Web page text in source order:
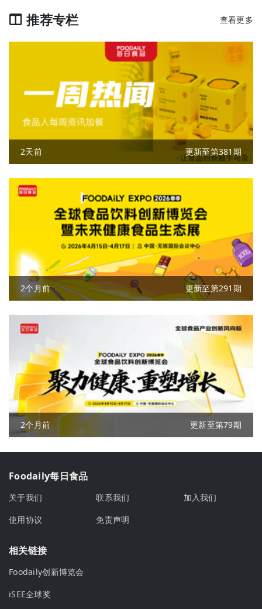
推荐专栏 查看更多
2天前 更新至第381期
2个月前 更新至第291期
2个月前 更新至第79期
Foodaily每日食品
关于我们 联系我们
加入我们
使用协议
免责声明
相关链接
Foodaily创新博览会
iSEE全球奖